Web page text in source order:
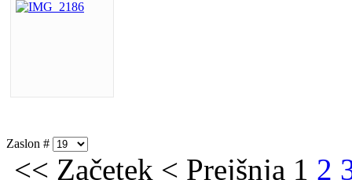
Zaslon #
<< Začetek < Prejšnja 1 2